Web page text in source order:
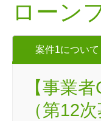
ローン
案件1について
【事業
（第12